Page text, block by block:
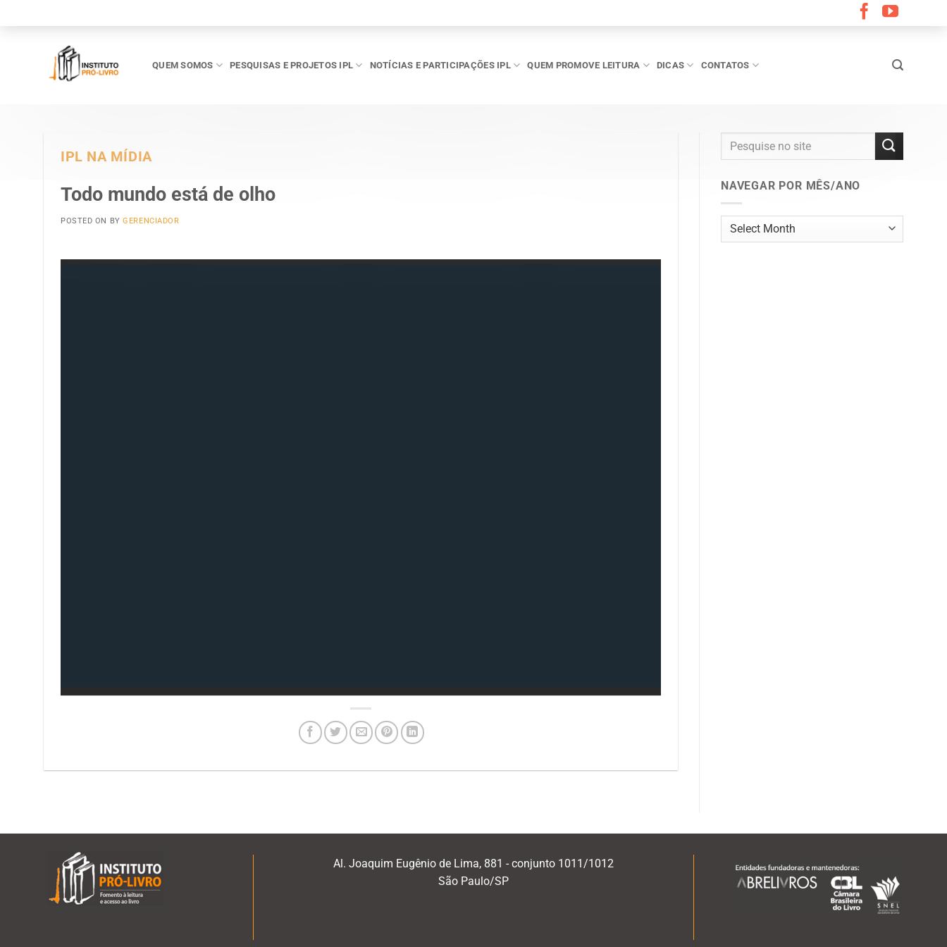
QUEM SOMOS PESQUISAS E PROJETOS IPL NOTÍCIAS E PARTICIPAÇÕES IPL QUEM PROMOVE LEITURA DICAS CONTATOS
IPL NA MÍDIA
Todo mundo está de olho
POSTED ON BYGERENCIADOR
NAVEGAR POR MÊS/ANO
Navegar
por
Al. Joaquim Eugênio de Lima, 881 - conjunto 1011/1012
São Paulo/SP